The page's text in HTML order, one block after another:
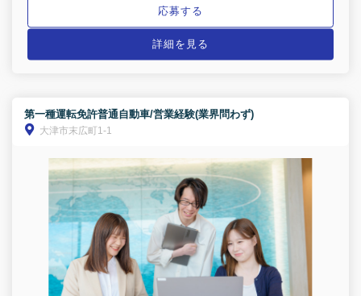
応募する
詳細を見る
第一種運転免許普通自動車/営業経験(業界問わず)
大津市末広町1-1